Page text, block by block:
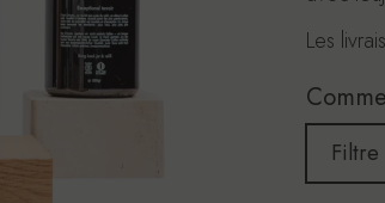
Les
Filtre